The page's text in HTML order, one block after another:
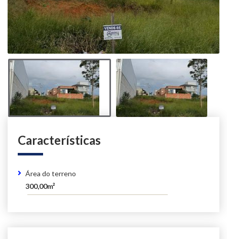
Características
Área do terreno
300,00m²